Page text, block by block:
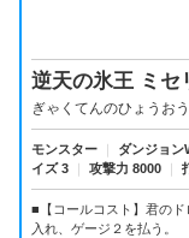
逆天の氷王 ミセ
ぎゃくてんのひょうお
モンスター ｜ ダンジョン
イズ 3
｜ 攻撃力 8000 ｜
■【コールコスト】君の
入れ、ゲージ２を払う。